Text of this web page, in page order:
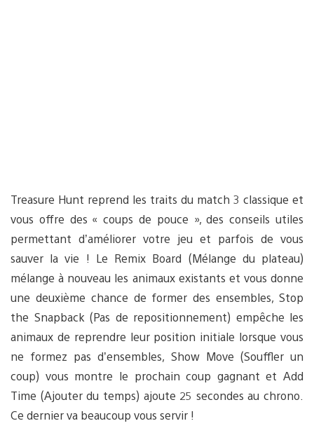
Treasure Hunt reprend les traits du match 3 classique et
vous offre des « coups de pouce », des conseils utiles
permettant d’améliorer votre jeu et parfois de vous
sauver la vie ! Le Remix Board (Mélange du plateau)
mélange à nouveau les animaux existants et vous donne
une deuxième chance de former des ensembles, Stop
the Snapback (Pas de repositionnement) empêche les
animaux de reprendre leur position initiale lorsque vous
ne formez pas d’ensembles, Show Move (Souffler un
coup) vous montre le prochain coup gagnant et Add
Time (Ajouter du temps) ajoute 25 secondes au chrono.
Ce dernier va beaucoup vous servir !